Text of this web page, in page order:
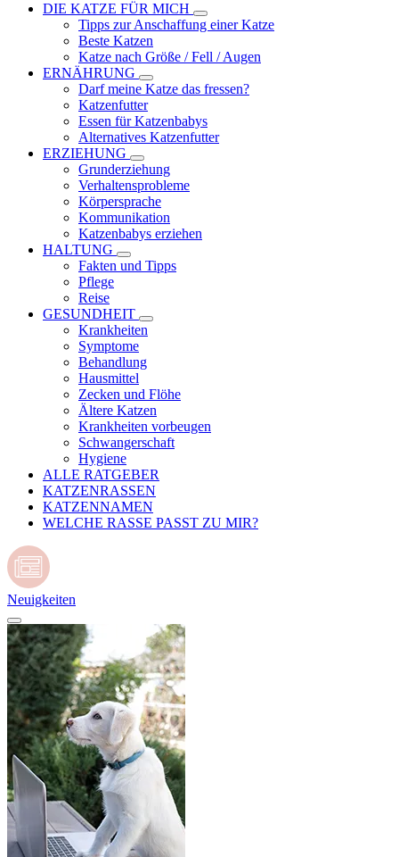
DIE KATZE FÜR MICH
Tipps zur Anschaffung einer Katze
Beste Katzen
Katze nach Größe / Fell / Augen
ERNÄHRUNG
Darf meine Katze das fressen?
Katzenfutter
Essen für Katzenbabys
Alternatives Katzenfutter
ERZIEHUNG
Grunderziehung
Verhaltensprobleme
Körpersprache
Kommunikation
Katzenbabys erziehen
HALTUNG
Fakten und Tipps
Pflege
Reise
GESUNDHEIT
Krankheiten
Symptome
Behandlung
Hausmittel
Zecken und Flöhe
Ältere Katzen
Krankheiten vorbeugen
Schwangerschaft
Hygiene
ALLE RATGEBER
KATZENRASSEN
KATZENNAMEN
WELCHE RASSE PASST ZU MIR?
Neuigkeiten